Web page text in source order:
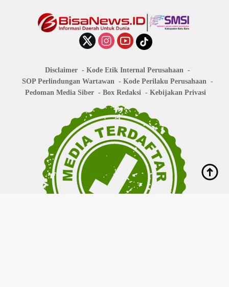
Disclaimer
Kode Etik Internal Perusahaan
SOP Perlindungan Wartawan
Kode Perilaku Perusahaan
Pedoman Media Siber
Box Redaksi Kebijakan Privasi